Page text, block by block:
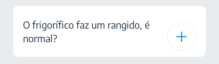
O frigorífico faz um rangido, é
normal?